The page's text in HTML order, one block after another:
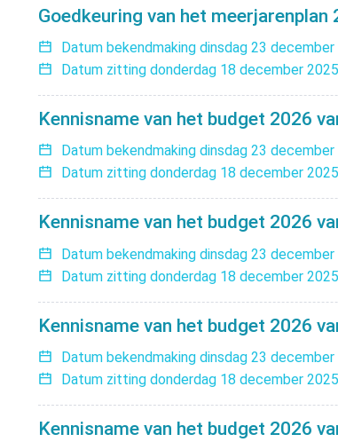
Goedkeuring van het
Datum bekendmaking dinsdag 23 december
Datum zitting donderdag 18 december 2025
Kennisname van het budget 2026
Datum bekendmaking dinsdag 23 december
Datum zitting donderdag 18 december 2025
Kennisname van het budget 2026
Datum bekendmaking dinsdag 23 december
Datum zitting donderdag 18 december 2025
Kennisname van het budget 2026
Datum bekendmaking dinsdag 23 december
Datum zitting donderdag 18 december 2025
Kennisname van het budget 2026